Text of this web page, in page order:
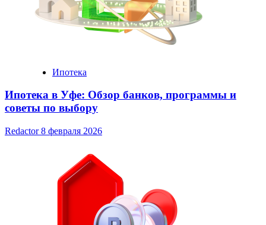
Ипотека
Ипотека в Уфе: Обзор банков, программы и
советы по выбору
Redactor8 февраля 2026